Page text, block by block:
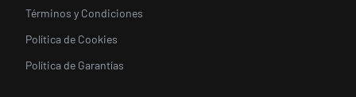
Términos y Condiciones
Política de Cookies
Política de Garantías